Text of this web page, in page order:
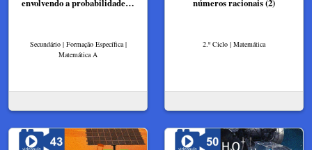
envolvendo a probabilidade…
Secundário | Formação Específica |
Matemática A
números racionais (2)
2.º Ciclo | Matemática